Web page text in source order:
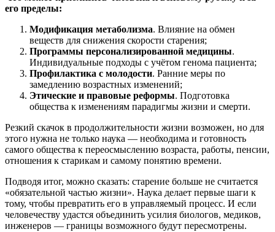
его пределы:
Модификация метаболизма. Влияние на обмен
веществ для снижения скорости старения;
Программы персонализированной медицины.
Индивидуальные подходы с учётом генома пациента;
Профилактика с молодости. Ранние меры по
замедлению возрастных изменений;
Этические и правовые реформы. Подготовка
общества к изменениям парадигмы жизни и смерти.
Резкий скачок в продолжительности жизни возможен, но для
этого нужна не только наука — необходима и готовность
самого общества к переосмыслению возраста, работы, пенсии,
отношения к старикам и самому понятию времени.
Подводя итог, можно сказать: старение больше не считается
«обязательной частью жизни». Наука делает первые шаги к
тому, чтобы превратить его в управляемый процесс. И если
человечеству удастся объединить усилия биологов, медиков,
инженеров — границы возможного будут пересмотрены.